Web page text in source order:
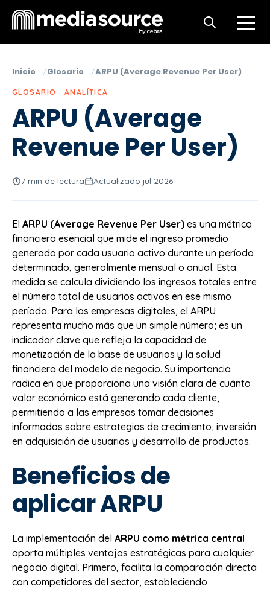
Open
Open search
Inicio Glosario ARPU (Average Revenue Per User)
GLOSARIO · ANALÍTICA
ARPU (Average
Revenue Per User)
7 min de lectura Actualizado jul 2026
El ARPU (Average Revenue Per User) es una métrica
financiera esencial que mide el ingreso promedio
generado por cada usuario activo durante un período
determinado, generalmente mensual o anual. Esta
medida se calcula dividiendo los ingresos totales entre
el número total de usuarios activos en ese mismo
período. Para las empresas digitales, el ARPU
representa mucho más que un simple número; es un
indicador clave que refleja la capacidad de
monetización de la base de usuarios y la salud
financiera del modelo de negocio. Su importancia
radica en que proporciona una visión clara de cuánto
valor económico está generando cada cliente,
permitiendo a las empresas tomar decisiones
informadas sobre estrategias de crecimiento, inversión
en adquisición de usuarios y desarrollo de productos.
Beneficios de
aplicar ARPU
La implementación del ARPU como métrica central
aporta múltiples ventajas estratégicas para cualquier
negocio digital. Primero, facilita la comparación directa
con competidores del sector, estableciendo